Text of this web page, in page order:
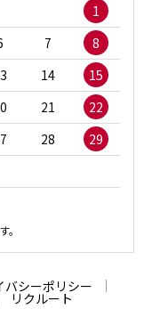
1
7
8
14
15
21
22
28
29
バシーポリシー
リクルート